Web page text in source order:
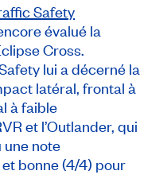
Safety
évalué la
Cross.
lui a décerné la
latéral, frontal à
à faible
et l’Outlander, qui
note
bonne (4/4) pour